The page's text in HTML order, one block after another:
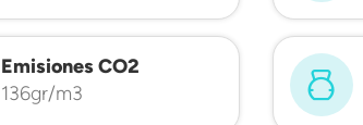
Emisiones CO2
136gr/m3